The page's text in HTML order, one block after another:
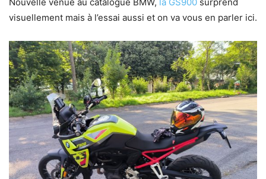
visuellement mais à l’essai aussi et on va vous en parler ici.